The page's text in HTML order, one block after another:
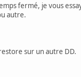
fermé, je vous
autre.
sur un autre DD.